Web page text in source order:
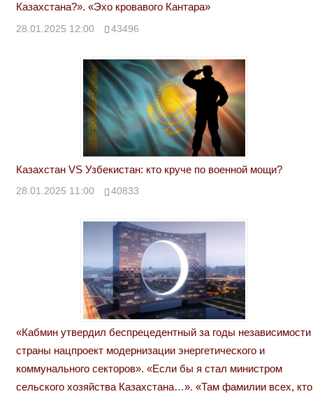
Казахстана?». «Эхо кровавого Кантара»
28.01.2025 12:00 43496
Казахстан VS Узбекистан: кто круче по военной мощи?
28.01.2025 11:00 40833
«Кабмин утвердил беспрецедентный за годы независимости
страны нацпроект модернизации энергетического и
коммунального секторов». «Если бы я стал министром
сельского хозяйства Казахстана…». «Там фамилии всех, кто